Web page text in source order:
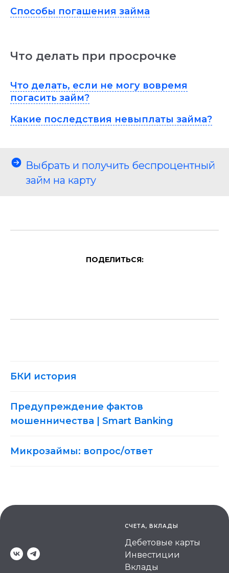
Способы погашения займа
Что делать при просрочке
Что делать, если не могу вовремя
погасить займ?
Какие последствия невыплаты займа?
Выбрать и получить беспроцентный
займ на карту
ПОДЕЛИТЬСЯ:
БКИ история
Предупреждение фактов
мошенничества | Smart Banking
Микрозаймы: вопрос/ответ
СЧЕТА, ВКЛАДЫ
Дебетовые карты
Инвестиции
Вклады